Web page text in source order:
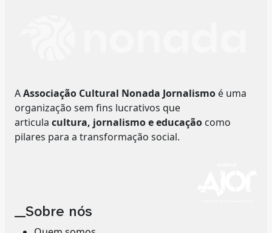
AAssociação Cultural Nonada Jornalismo é uma
organização sem fins lucrativos que
articula cultura, jornalismo e educação como
pilares para a transformação social.
__Sobre nós